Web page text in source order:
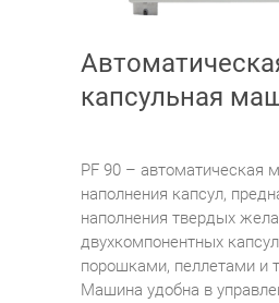
капсульная
PF 90 – автоматическая
наполнения капсул,
наполнения твердых
двухкомпонентных
порошками, пеллетами и
Машина удобна в